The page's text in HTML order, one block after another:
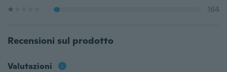
164
Recensioni sul prodotto
Valutazioni